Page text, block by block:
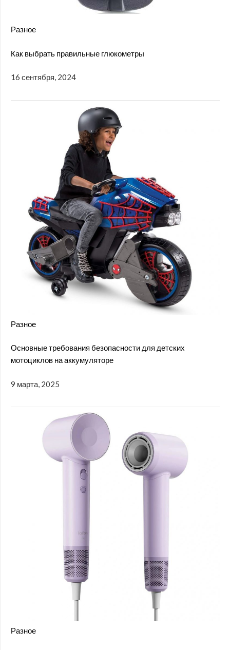
Разное
Как выбрать правильные глюкометры
16 сентября, 2024
Разное
Основные требования безопасности для детских
мотоциклов на аккумуляторе
9 марта, 2025
Разное